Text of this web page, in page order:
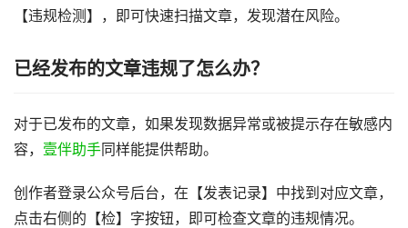
【违规检测】，即可快速扫描文章，发现潜在风险。
已经发布的文章违规了怎么办？
对于已发布的文章，如果发现数据异常或被提示存在敏感内
容， 壹伴助手同样能提供帮助。
创作者登录公众号后台，在【发表记录】中找到对应文章，
点击右侧的【检】字按钮，即可检查文章的违规情况。